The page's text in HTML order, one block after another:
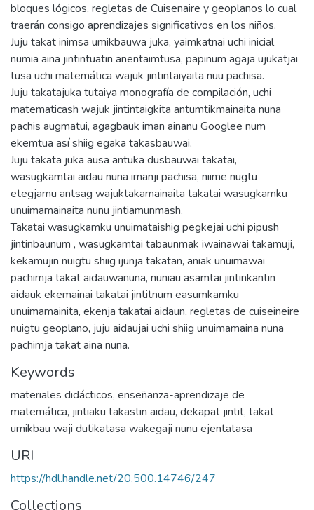
bloques lógicos, regletas de Cuisenaire y geoplanos lo cual
traerán consigo aprendizajes significativos en los niños.
Juju takat inimsa umikbauwa juka, yaimkatnai uchi inicial
numia aina jintintuatin anentaimtusa, papinum agaja ujukatjai
tusa uchi matemática wajuk jintintaiyaita nuu pachisa.
Juju takatajuka tutaiya monografía de compilación, uchi
matematicash wajuk jintintaigkita antumtikmainaita nuna
pachis augmatui, agagbauk iman ainanu Googlee num
ekemtua así shiig egaka takasbauwai.
Juju takata juka ausa antuka dusbauwai takatai,
wasugkamtai aidau nuna imanji pachisa, niime nugtu
etegjamu antsag wajuktakamainaita takatai wasugkamku
unuimamainaita nunu jintiamunmash.
Takatai wasugkamku unuimataishig pegkejai uchi pipush
jintinbaunum , wasugkamtai tabaunmak iwainawai takamuji,
kekamujin nuigtu shiig ijunja takatan, aniak unuimawai
pachimja takat aidauwanuna, nuniau asamtai jintinkantin
aidauk ekemainai takatai jintitnum easumkamku
unuimamainita, ekenja takatai aidaun, regletas de cuiseineire
nuigtu geoplano, juju aidaujai uchi shiig unuimamaina nuna
pachimja takat aina nuna.
Keywords
materiales didácticos, enseñanza-aprendizaje de
matemática, jintiaku takastin aidau, dekapat jintit, takat
umikbau waji dutikatasa wakegaji nunu ejentatasa
URI
https://hdl.handle.net/20.500.14746/247
Collections